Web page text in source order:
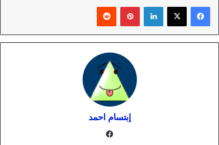
لينكدإن بينتيريست
إبتسام احمد